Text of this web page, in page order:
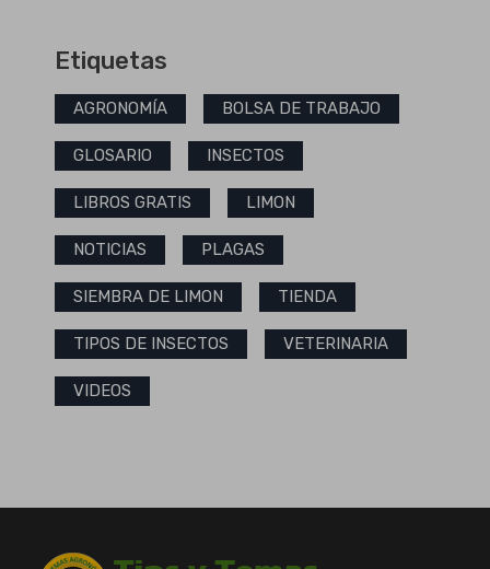
Etiquetas
AGRONOMÍA BOLSA DE TRABAJO
GLOSARIO INSECTOS
LIBROS GRATIS LIMON
NOTICIAS PLAGAS
SIEMBRA DE LIMON TIENDA
TIPOS DE INSECTOS VETERINARIA
VIDEOS